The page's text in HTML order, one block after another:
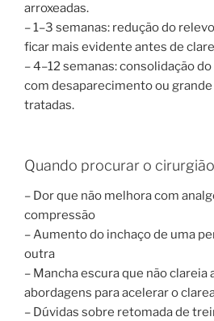
arroxeadas.
– 1–3 semanas: redução do
ficar mais evidente antes de
– 4–12 semanas: consolidação
com desaparecimento ou
tratadas.
Quando procurar o
– Dor que não melhora com
compressão
– Aumento do inchaço de uma
outra
– Mancha escura que não clareia
abordagens para acelerar o
– Dúvidas sobre retomada de